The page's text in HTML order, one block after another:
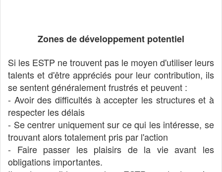
Zones de développement potentiel
Si les ESTP ne trouvent pas le moyen d'utiliser leurs
talents et d'être appréciés pour leur contribution, ils
se sentent généralement frustrés et peuvent :
- Avoir des difficultés à accepter les structures et à
respecter les délais
- Se centrer uniquement sur ce qui les intéresse, se
trouvant alors totalement pris par l'action
- Faire passer les plaisirs de la vie avant les
obligations importantes.